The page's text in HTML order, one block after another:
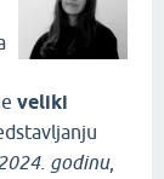
veliki
godinu,